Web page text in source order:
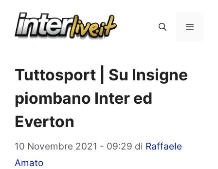
Menu
Tuttosport | Su Insigne
piombano Inter ed
Everton
10 Novembre 2021 - 09:29 di Raffaele
Amato